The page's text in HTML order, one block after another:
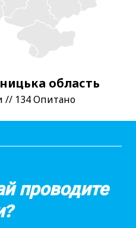
область
// 134 Опитано
проводите